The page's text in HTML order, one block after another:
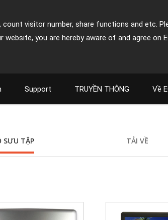
visitor number, share functions and etc.
you are hereby aware of and agree on
Support TRUYỀN THÔNG Về
SƯU TẬP TẢI VỀ